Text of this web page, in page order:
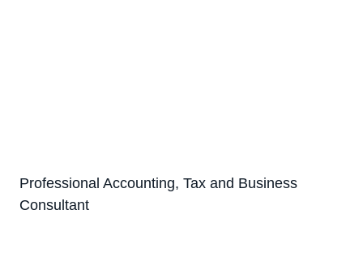
Professional Accounting, Tax and Business
Consultant